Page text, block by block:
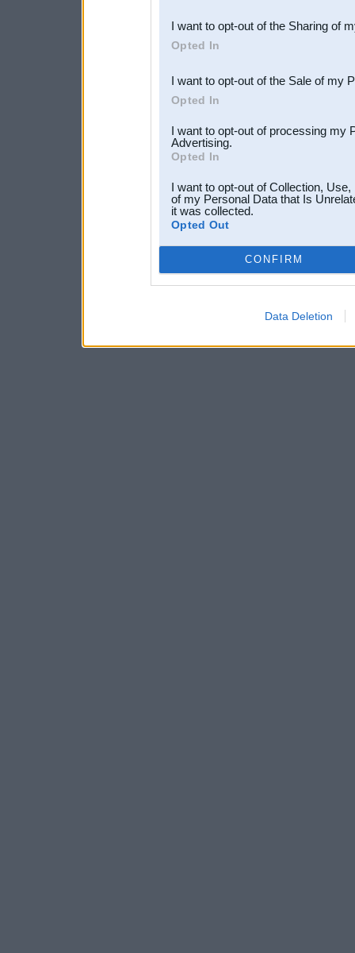
Downstream Participants
third parties.
I want to opt-out of the Sharing of
Opted In
I want to opt-out of the Sale of my
Opted In
I want to opt-out of processing my
Advertising.
Opted In
I want to opt-out of Collection,
of my Personal Data that Is
it was collected.
Opted Out
CONFIRM
Data Deletion